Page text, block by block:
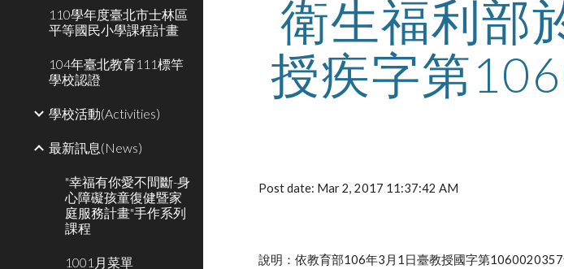
110學年度臺北市士林區
平等國民小學課程計畫
104年臺北教育111標竿
學校認證
學校活動(Activities)
最新訊息(News)
"幸福有你愛不間斷-身
心障礙孩童復健暨家
庭服務計畫"手作系列
課程
1001月菜單
衛生福利部
授疾字第
Post date: Mar 2, 2017 11:37:42 AM
說明：依教育部106年3月1日臺教授國字第1060020357